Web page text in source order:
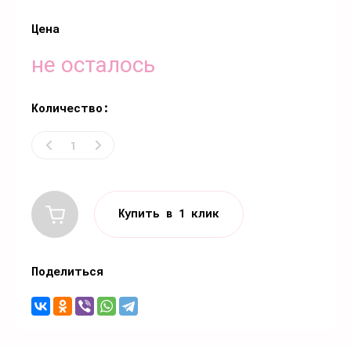
Цена
не осталось
Количество:
Купить в 1 клик
Поделиться